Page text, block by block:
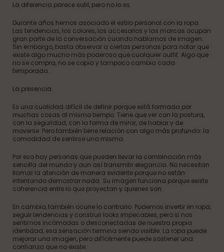
La diferencia parece sutil, pero no lo es.
Durante años hemos asociado el estilo personal con la ropa.
Las tendencias, los colores, los accesorios y las marcas ocupan
gran parte de la conversación cuando hablamos de imagen.
Sin embargo, basta observar a ciertas personas para notar que
existe algo mucho más poderoso que cualquier outfit. Algo que
no se compra, no se copia y tampoco cambia cada
temporada.
La presencia.
Es una cualidad difícil de definir porque está formada por
muchas cosas al mismo tiempo. Tiene que ver con la postura,
con la seguridad, con la forma de mirar, de hablar y de
moverse. Pero también tiene relación con algo más profundo: la
comodidad de sentirse una misma.
Por eso hay personas que pueden llevar la combinación más
sencilla del mundo y aun así transmitir elegancia. No necesitan
llamar la atención de manera evidente porque no están
intentando demostrar nada. Su imagen funciona porque existe
coherencia entre lo que proyectan y quienes son.
En cambio, también ocurre lo contrario. Podemos invertir en ropa,
seguir tendencias y construir looks impecables, pero si nos
sentimos incómodas o desconectadas de nuestra propia
identidad, esa sensación termina siendo visible. La ropa puede
mejorar una imagen, pero difícilmente puede sostener una
confianza que no existe.